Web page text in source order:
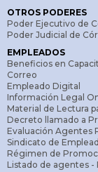
OTROS PODERES
Poder Ejecutivo de
Poder Judicial de
EMPLEADOS
Beneficios en
Correo
Empleado Digital
Información Legal
Material de Lectura
Decreto llamado a
Evaluación Agentes
Sindicato de
Régimen de
Listado de agentes